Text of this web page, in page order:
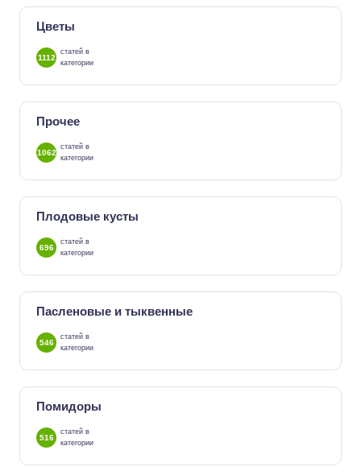
Цветы
1112
статей в
категории
Прочее
1062
статей в
категории
Плодовые кусты
696
статей в
категории
Пасленовые и тыквенные
546
статей в
категории
Помидоры
516
статей в
категории